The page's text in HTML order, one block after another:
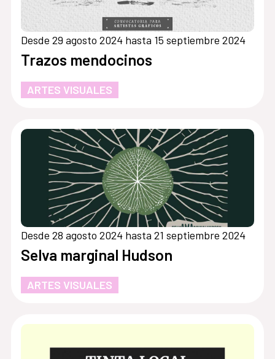
Desde 29 agosto 2024 hasta 15 septiembre 2024
Trazos mendocinos
ARTES VISUALES
Desde 28 agosto 2024 hasta 21 septiembre 2024
Selva marginal Hudson
ARTES VISUALES